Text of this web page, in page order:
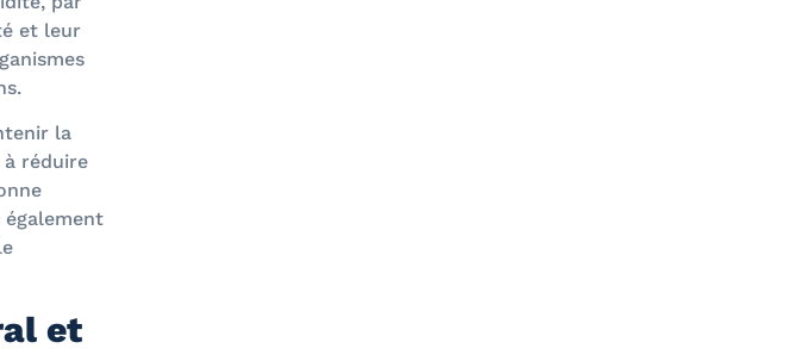
et leur
la
réduire
également
et